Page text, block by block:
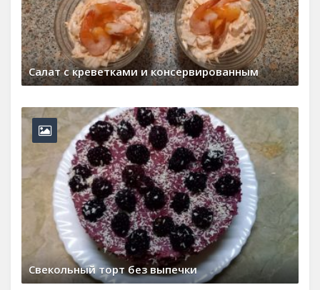
Шоколадное печенье
Икра из свеклы